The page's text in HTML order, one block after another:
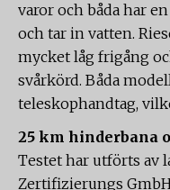
varor och båda har
och tar in vatten.
mycket låg frigång
svårkörd. Båda
teleskophandtag,
25 km hinderbana
Testet har utförts av
Zertifizierungs